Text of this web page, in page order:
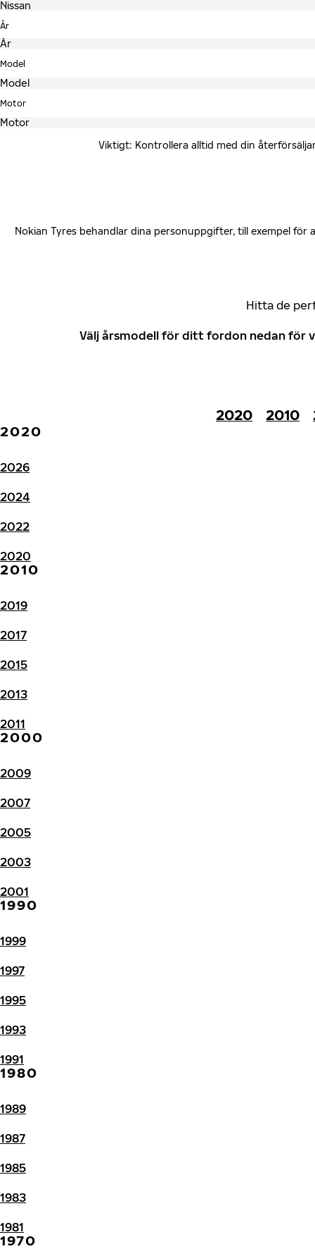
År
Model
Motor
Viktigt: Kontrollera alltid med din
Nokian Tyres behandlar dina personuppgifter, till exempel
Hitta de
Välj årsmodell för ditt fordon nedan för
2020 2010
2020
2026
2024
2022
2020
2010
2019
2017
2015
2013
2011
2000
2009
2007
2005
2003
2001
1990
1999
1997
1995
1993
1991
1980
1989
1987
1985
1983
1981
1970